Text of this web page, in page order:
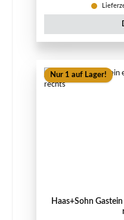
Nur 1 auf Lager!
Haas+Sohn